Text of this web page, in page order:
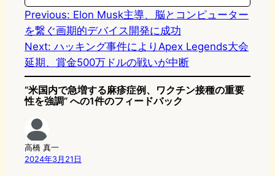
n
k
Previous: Elon Musk主導、脳とコンピューター
を繋ぐ画期的デバイス開発に成功
Next: ハッキング事件によりApex Legends大会
延期、賞金500万ドルの戦いが中断
“米国内で急増する麻疹症例、ワクチン接種の重要
性を強調” への1件のフィードバック
高橋 真一
2024年3月21日